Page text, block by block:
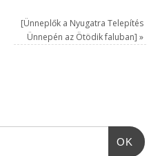
[Ünneplők a Nyugatra Telepítés
Ünnepén az Ötödik faluban] »
OK